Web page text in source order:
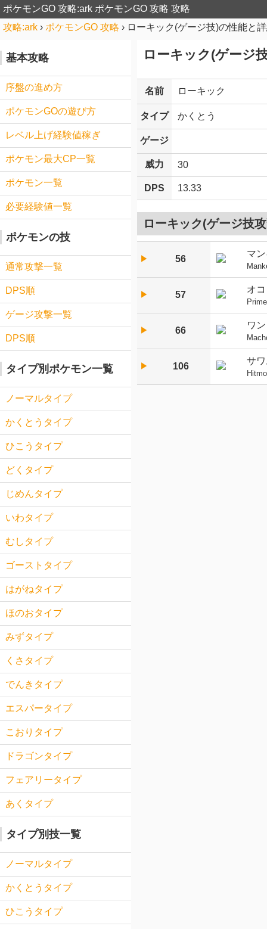
ポケモンGO 攻略:ark ポケモンGO 攻略 攻略
攻略:ark › ポケモンGO 攻略 › ローキック(ゲージ技)の性能と
ローキック(ゲージ
名前 ローキック
タイプ かくとう
ゲージ
威力 30
DPS 13.33
ローキック(ゲージ技
▶︎ 56
マ
▶︎ 57
オ
▶︎ 66
ワ
▶︎ 106
サ
基本攻略
序盤の進め方
ポケモンGOの遊び方
レベル上げ経験値稼ぎ
ポケモン最大CP一覧
ポケモン一覧
必要経験値一覧
ポケモンの技
通常攻撃一覧
DPS順
ゲージ攻撃一覧
DPS順
タイプ別ポケモン一覧
ノーマルタイプ
かくとうタイプ
ひこうタイプ
どくタイプ
じめんタイプ
いわタイプ
むしタイプ
ゴーストタイプ
はがねタイプ
ほのおタイプ
みずタイプ
くさタイプ
でんきタイプ
エスパータイプ
こおりタイプ
ドラゴンタイプ
フェアリータイプ
あくタイプ
タイプ別技一覧
ノーマルタイプ
かくとうタイプ
ひこうタイプ